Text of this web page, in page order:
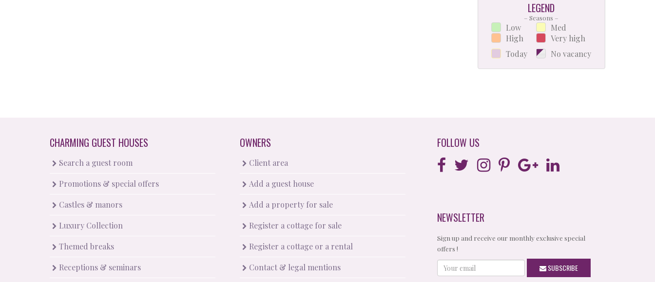
LEGEND
– Seasons –
Low
High
Today
Med
Very high
No vacancy
CHARMING GUEST HOUSES
Search a guest room
Promotions & special offers
Castles & manors
Luxury Collection
Themed breaks
Receptions & seminars
OWNERS
Client area
Add a guest house
Add a property for sale
Register a cottage for sale
Register a cottage or a rental
Contact & legal mentions
FOLLOW US
NEWSLETTER
Sign up and receive our monthly exclusive special
offers !
Your
email
SUBSCRIBE